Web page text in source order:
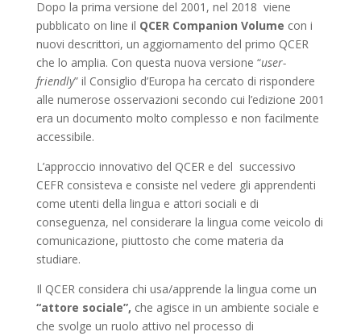
Dopo la prima versione del 2001, nel 2018 viene
pubblicato on line il QCER Companion Volume con i
nuovi descrittori, un aggiornamento del primo QCER
che lo amplia. Con questa nuova versione “user-
friendly” il Consiglio d’Europa ha cercato di rispondere
alle numerose osservazioni secondo cui l’edizione 2001
era un documento molto complesso e non facilmente
accessibile.
L’approccio innovativo del QCER e del successivo
CEFR consisteva e consiste nel vedere gli apprendenti
come utenti della lingua e attori sociali e di
conseguenza, nel considerare la lingua come veicolo di
comunicazione, piuttosto che come materia da
studiare.
Il QCER considera chi usa/apprende la lingua come un
“attore sociale”, che agisce in un ambiente sociale e
che svolge un ruolo attivo nel processo di